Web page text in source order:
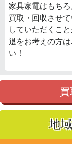
家具家電はもち
買取・回収させ
していただくこ
退をお考えの方
い！
地